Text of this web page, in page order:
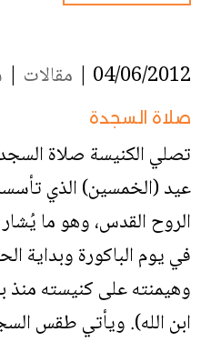
04/06/2012 | مقالات |
صلاة السجدة
تصلي الكنيسة صلاة
عيد (الخمسين) الذي
الروح القدس، وهو ما يُشار
في يوم الباكورة وبداية
وهيمنته على كنيسته منذ
ابن الله). ويأتي طقس